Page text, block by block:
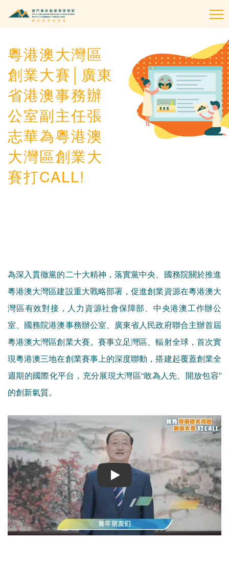
粵港澳大灣區
創業大賽│廣東
省港澳事務辦
公室副主任張
志華為粵港澳
大灣區創業大
賽打CALL!
為深入貫徹黨的二十大精神，落實黨中央、國務院關於推進
粵港澳大灣區建設重大戰略部署，促進創業資源在粵港澳大
灣區有效對接，人力資源社會保障部、中央港澳工作辦公
室、國務院港澳事務辦公室、廣東省人民政府聯合主辦首屆
粵港澳大灣區創業大賽。賽事立足灣區、輻射全球，首次實
現粵港澳三地在創業賽事上的深度聯動，搭建起覆蓋創業全
週期的國際化平台，充分展現大灣區“敢為人先、開放包容”
的創新氣質。
Play